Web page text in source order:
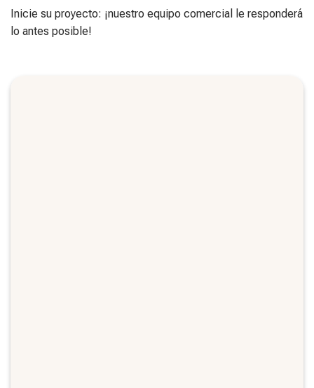
Inicie su proyecto: ¡nuestro equipo comercial le responderá
lo antes posible!